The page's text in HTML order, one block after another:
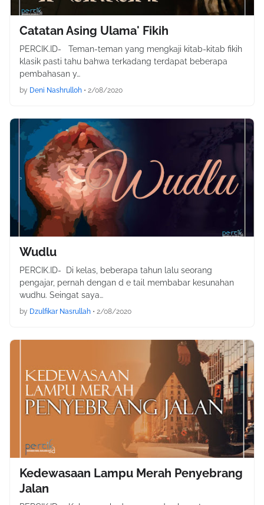
Catatan Asing Ulama' Fikih
PERCIK.ID- Teman-teman yang mengkaji kitab-kitab fikih
klasik pasti tahu bahwa terkadang terdapat beberapa
pembahasan y…
by Deni Nashrulloh • 2/08/2020
Wudlu
PERCIK.ID- Di kelas, beberapa tahun lalu seorang
pengajar, pernah dengan d e tail membabar kesunahan
wudhu. Seingat saya…
by Dzulfikar Nasrullah • 2/08/2020
Kedewasaan Lampu Merah Penyebrang
Jalan